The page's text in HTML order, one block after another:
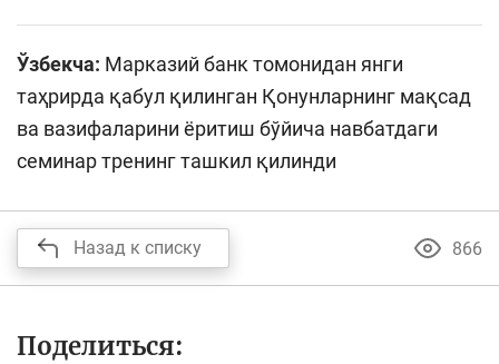
Ўзбекча: Марказий банк томонидан янги
таҳрирда қабул қилинган Қонунларнинг мақсад
ва вазифаларини ёритиш бўйича навбатдаги
семинар тренинг ташкил қилинди
Назад к списку 866
Поделиться: